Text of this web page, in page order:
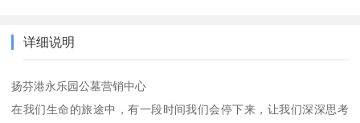
详细说明
扬芬港永乐园公墓营销中心
在我们生命的旅途中，有一段时间我们会停下来，让我们深深思考